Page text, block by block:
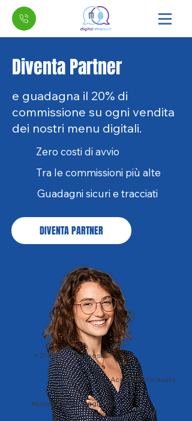
Diventa Partner
e guadagna il 20% di
commissione su ogni vendita
dei nostri menu digitali.
Zero costi di avvio
Tra le commissioni più alte
Guadagni sicuri e tracciati
DIVENTA PARTNER
Nuovo bonus raggiunto!
Accredito ricevuto
+ 210€ questo mese